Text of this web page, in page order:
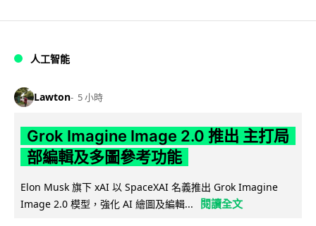
人工智能
Lawton 5 小時
Grok Imagine Image 2.0 推出 主打局
部編輯及多圖參考功能
Elon Musk 旗下 xAI 以 SpaceXAI 名義推出 Grok Imagine
Image 2.0 模型，強化 AI 繪圖及編輯...
閱讀全文